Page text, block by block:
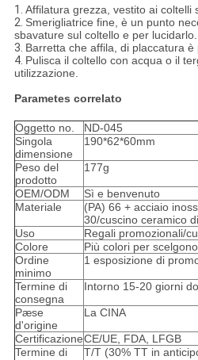
1. Affilatura grezza, vestito ai coltelli
2. Smerigliatrice fine, è un punto
sbavature sul coltello e per lucidarlo.
3. Barretta che affila, di placcatura è
4. Pulisca il coltello con acqua o il
utilizzazione.
Parametes correlato
Oggetto no.
ND-045
Singola
dimensione
190*62*60mm
Peso del
prodotto
177g
OEM/ODM
Sì e benvenuto
Materiale
(PA) 66 + acciaio
30/cuscino ceramico
Uso
Regali promozionali/
Colore
Più colori per scelgono
Ordine
minimo
1 esposizione di
Termine di
consegna
Intorno 15-20 giorni
Pæse
d'origine
La CINA
CertificazioneCE/UE, FDA, LFGB
Termine di
T/T (30% TT in